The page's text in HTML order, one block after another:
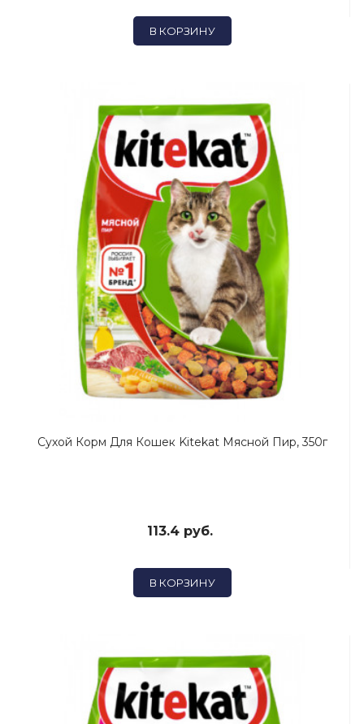
В КОРЗИНУ
Сухой Корм Для Кошек Kitekat Мясной Пир, 350г
113.4 руб.
В КОРЗИНУ